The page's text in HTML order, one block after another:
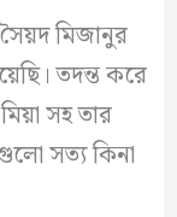
সৈয়দ মিজানুর
তদন্ত করে
সহ তার
সত্য কিনা